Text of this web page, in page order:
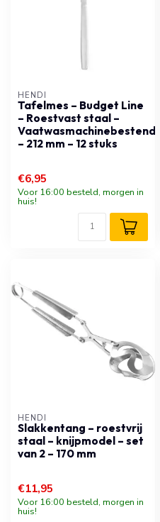
HENDI
Tafelmes – Budget Line
– Roestvast staal –
Vaatwasmachinebestendig
– 212 mm – 12 stuks
€6,95
Voor 16:00 besteld, morgen in
huis!
HENDI
Slakkentang – roestvrij
staal – knijpmodel – set
van 2 – 170 mm
€11,95
Voor 16:00 besteld, morgen in
huis!